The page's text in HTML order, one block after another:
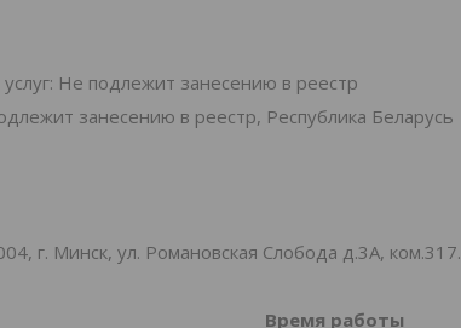
Не подлежит занесению в реестр
занесению в реестр, Республика Беларусь
г. Минск, ул. Романовская Слобода д.3А, ком.317.
Время работы